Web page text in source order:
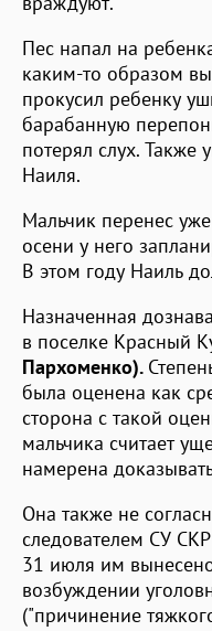
Пес напал на
каким-то образом
прокусил ребенку
барабанную
потерял слух.
Наиля.
Мальчик перенес
осени у него
В этом году Наиль
Назначенная
в поселке Красный
Пархоменко).
была оценена как
сторона с такой
мальчика считает
намерена
Она также не
следователем СУ СКР
31 июля им
возбуждении
("причинение